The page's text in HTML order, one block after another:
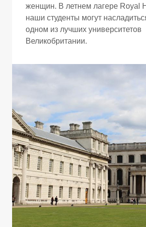
женщин. В летнем лагере Royal
наши студенты могут
одном из лучших университетов
Великобритании.